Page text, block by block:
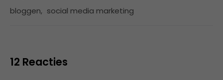
bloggen, social media marketing
12 Reacties